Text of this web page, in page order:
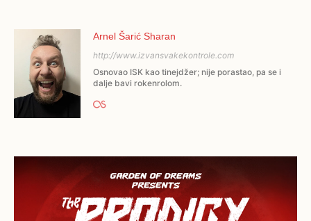
Arnel Šarić Sharan
http://www.izvansvakekontrole.com
Osnovao ISK kao tinejdžer; nije porastao, pa se i
dalje bavi rokenrolom.